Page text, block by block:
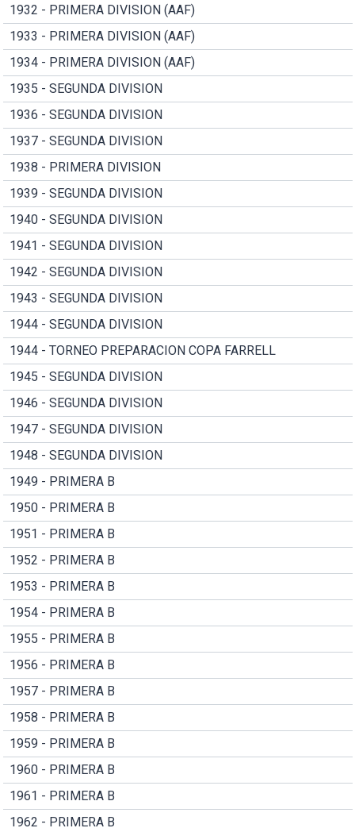
1932 - PRIMERA DIVISION (AAF)
1933 - PRIMERA DIVISION (AAF)
1934 - PRIMERA DIVISION (AAF)
1935 - SEGUNDA DIVISION
1936 - SEGUNDA DIVISION
1937 - SEGUNDA DIVISION
1938 - PRIMERA DIVISION
1939 - SEGUNDA DIVISION
1940 - SEGUNDA DIVISION
1941 - SEGUNDA DIVISION
1942 - SEGUNDA DIVISION
1943 - SEGUNDA DIVISION
1944 - SEGUNDA DIVISION
1944 - TORNEO PREPARACION COPA FARRELL
1945 - SEGUNDA DIVISION
1946 - SEGUNDA DIVISION
1947 - SEGUNDA DIVISION
1948 - SEGUNDA DIVISION
1949 - PRIMERA B
1950 - PRIMERA B
1951 - PRIMERA B
1952 - PRIMERA B
1953 - PRIMERA B
1954 - PRIMERA B
1955 - PRIMERA B
1956 - PRIMERA B
1957 - PRIMERA B
1958 - PRIMERA B
1959 - PRIMERA B
1960 - PRIMERA B
1961 - PRIMERA B
1962 - PRIMERA B